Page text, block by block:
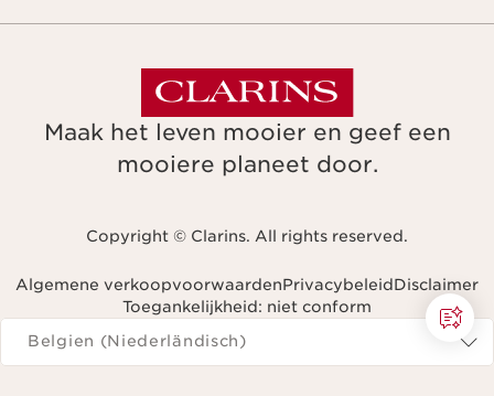
Maak het leven mooier en geef een
mooiere planeet door.
Copyright © Clarins. All rights reserved.
Algemene verkoopvoorwaardenPrivacybeleidDisclaimer
Toegankelijkheid: niet conform
Navigeren naar
Belgien (Niederländisch)